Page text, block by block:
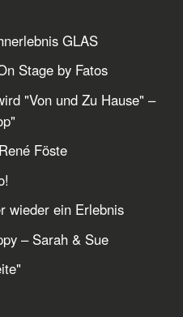
GLAS
Stage by Fatos
"Von und Zu Hause" –
Föste
wieder ein Erlebnis
– Sarah & Sue